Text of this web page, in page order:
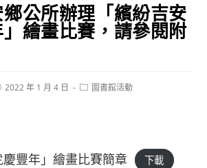
公所辦理「繽紛吉安
繪畫比賽，請參閱附
2022 年 1 月 4 日
Post圖書館活動
慶豐年」繪畫比賽簡章 下載